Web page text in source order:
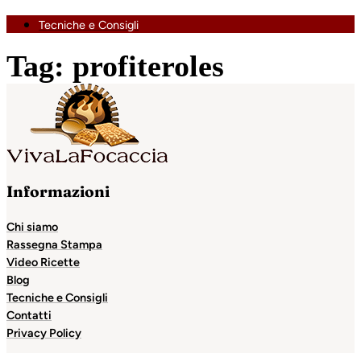
Tecniche e Consigli
Tag: profiteroles
Informazioni
Chi siamo
Rassegna Stampa
Video Ricette
Blog
Tecniche e Consigli
Contatti
Privacy Policy